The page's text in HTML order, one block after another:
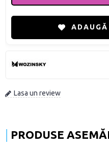
Lasa un review
PRODUSE